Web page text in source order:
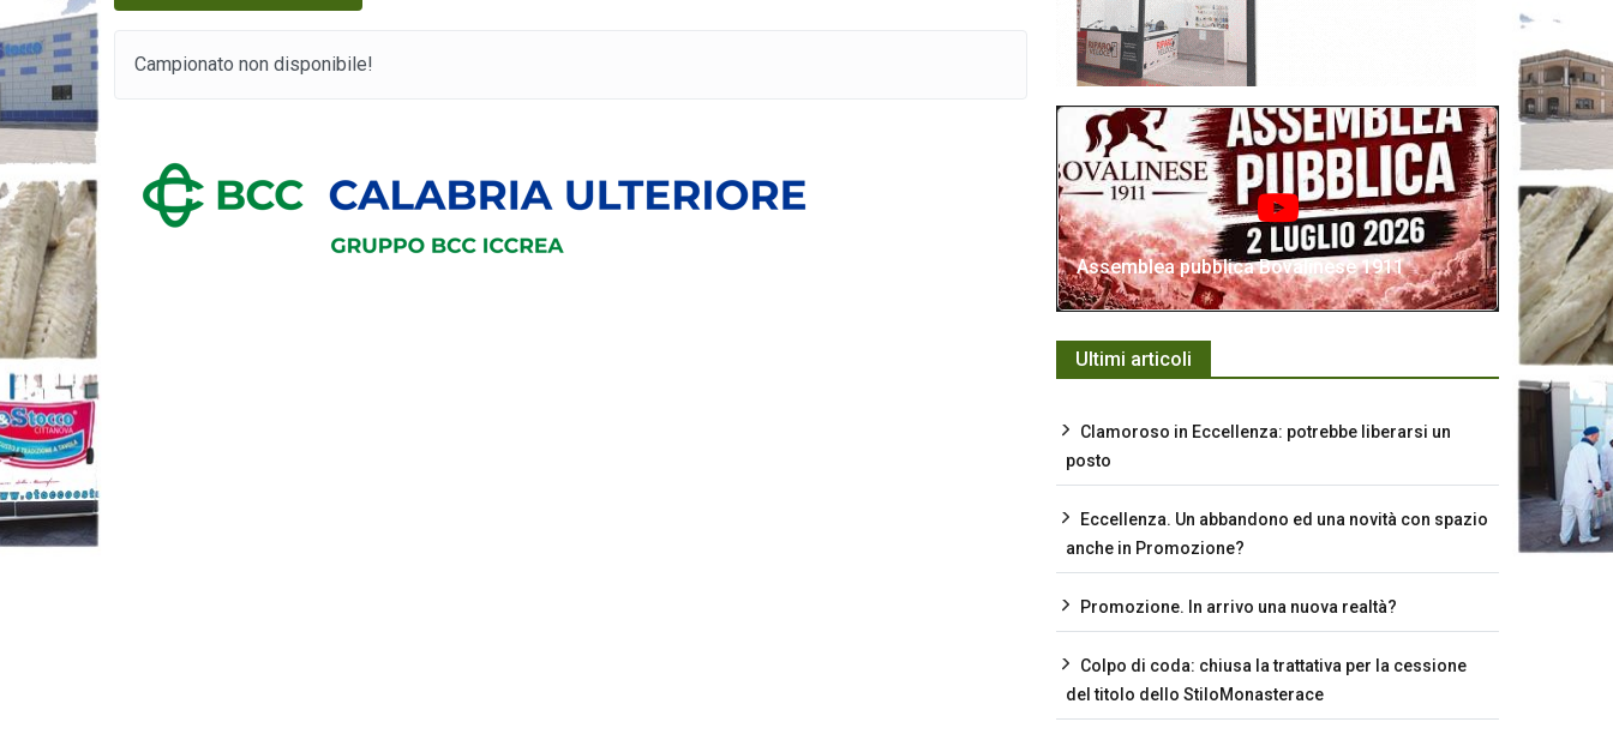
Campionato non disponibile!
Assemblea pubblica Bovalinese 1911
Ultimi articoli
Clamoroso in Eccellenza: potrebbe liberarsi un
posto
Eccellenza. Un abbandono ed una novità con spazio
anche in Promozione?
Promozione. In arrivo una nuova realtà?
Colpo di coda: chiusa la trattativa per la cessione
del titolo dello StiloMonasterace